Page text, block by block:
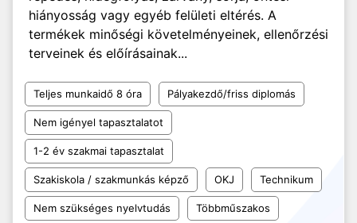
hiányosság vagy egyéb felületi eltérés. A
termékek minőségi követelményeinek, ellenőrzési
terveinek és előírásainak...
Teljes munkaidő 8 óra Pályakezdő/friss diplomás
Nem igényel tapasztalatot
1-2 év szakmai tapasztalat
Szakiskola / szakmunkás képző OKJ Technikum
Nem szükséges nyelvtudás Többműszakos